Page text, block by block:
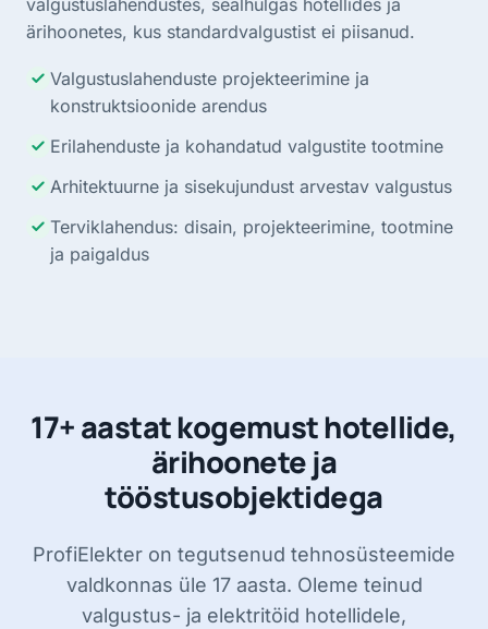
valgustuslahendustes, sealhulgas hotellides ja
ärihoonetes, kus standardvalgustist ei piisanud.
Valgustuslahenduste projekteerimine ja
konstruktsioonide arendus
Erilahenduste ja kohandatud valgustite tootmine
Arhitektuurne ja sisekujundust arvestav valgustus
Terviklahendus: disain, projekteerimine, tootmine
ja paigaldus
17+ aastat kogemust hotellide,
ärihoonete ja
tööstusobjektidega
ProfiElekter on tegutsenud tehnosüsteemide
valdkonnas üle 17 aasta. Oleme teinud
valgustus- ja elektritöid hotellidele,